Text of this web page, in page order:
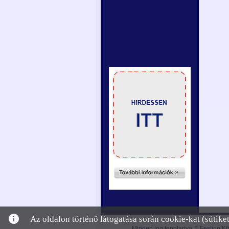
info
Az oldalon történő látogatása során cookie-kat